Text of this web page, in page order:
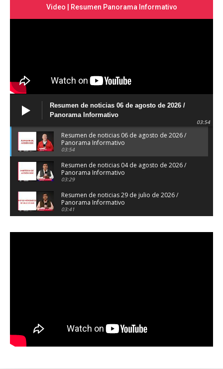
Video | Resumen Panorama Informativo
Resumen de noticias 06 de agosto de 2026 /
Panorama Informativo
03:54
Resumen de noticias 06 de agosto de 2026 /
Panorama Informativo
03:54
Resumen de noticias 04 de agosto de 2026 /
Panorama Informativo
03:29
Resumen de noticias 29 de julio de 2026 /
Panorama Informativo
03:41
Panorama Informativo